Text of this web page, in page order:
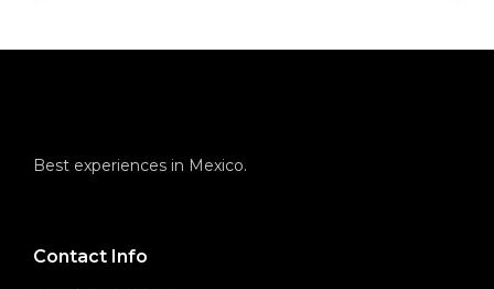
Best experiences in Mexico.
Contact Info